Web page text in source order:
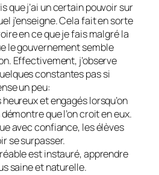
que j’ai un certain pouvoir sur
j’enseigne. Cela fait en sorte
en ce que je fais malgré la
le gouvernement semble
Effectivement, j’observe
constantes pas si
un peu:
et engagés lorsqu’on
que l’on croit en eux.
avec confiance, les élèves
se surpasser.
est instauré, apprendre
saine et naturelle.